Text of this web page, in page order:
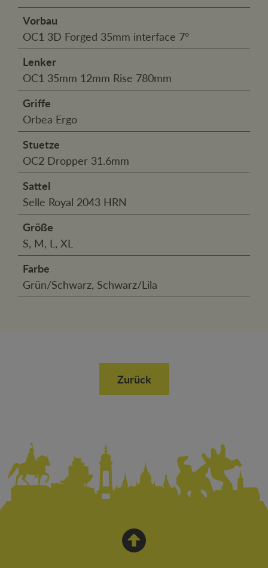
Vorbau
OC1 3D Forged 35mm interface 7º
Lenker
OC1 35mm 12mm Rise 780mm
Griffe
Orbea Ergo
Stuetze
OC2 Dropper 31.6mm
Sattel
Selle Royal 2043 HRN
Größe
S, M, L, XL
Farbe
Grün/Schwarz, Schwarz/Lila
Zurück